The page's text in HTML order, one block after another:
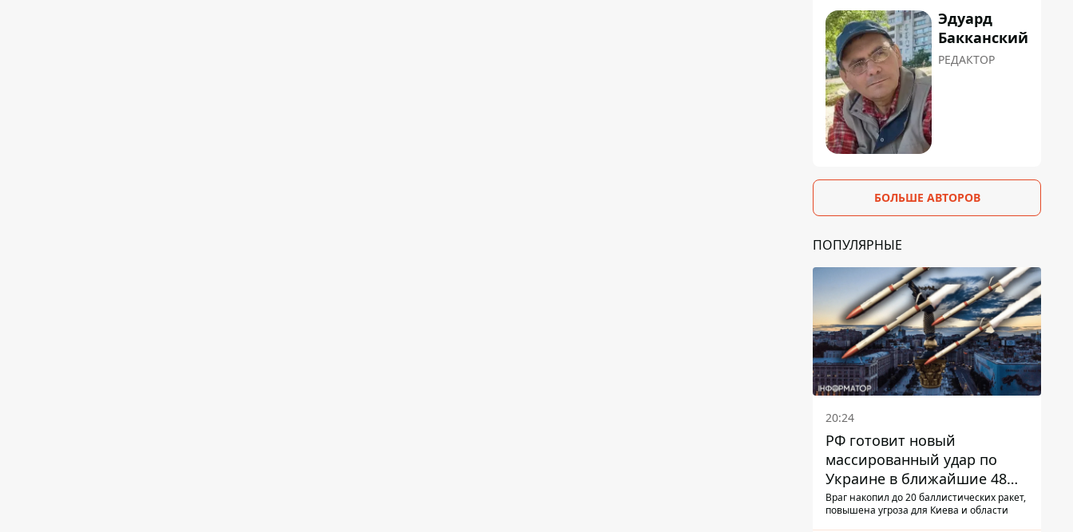
Эдуард
Бакканский
РЕДАКТОР
БОЛЬШЕ АВТОРОВ
ПОПУЛЯРНЫЕ
20:24
РФ готовит новый
массированный удар по
Украине в ближайшие 48
часов – разведка США
Враг накопил до 20 баллистических ракет,
повышена угроза для Киева и области